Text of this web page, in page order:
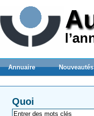
Annuaire Nouveautés
Quoi